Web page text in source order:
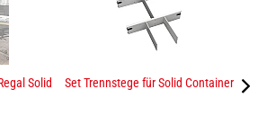
Solid Set Trennstege für Solid Container